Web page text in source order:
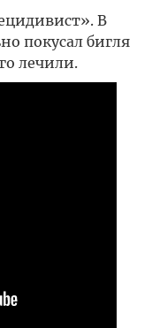
В
покусал бигля
лечили.